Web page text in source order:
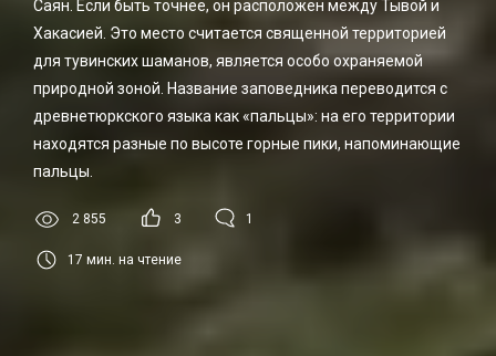
Саян. Если быть точнее, он расположен между Тывой и
Хакасией. Это место считается священной территорией
для тувинских шаманов, является особо охраняемой
природной зоной. Название заповедника переводится с
древнетюркского языка как «пальцы»: на его территории
находятся разные по высоте горные пики, напоминающие
пальцы.
2 855 3 1
17 мин. на чтение